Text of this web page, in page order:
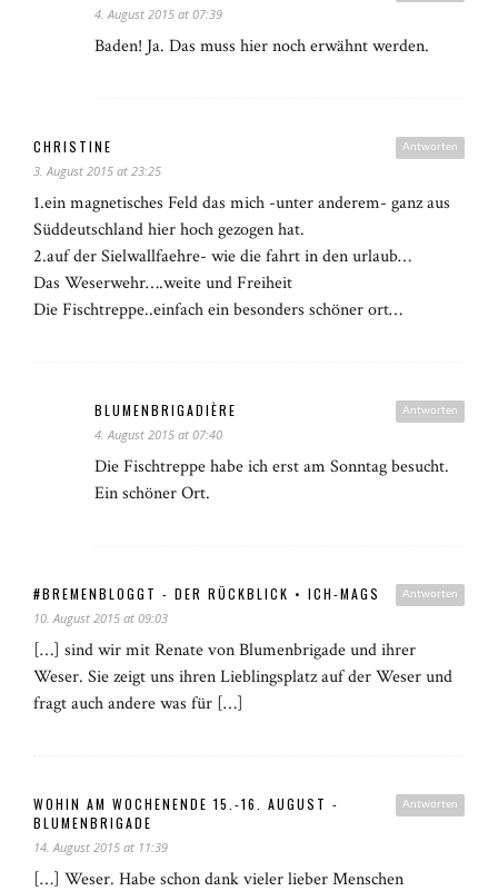
4. August 2015 at 07:39
Baden! Ja. Das muss hier noch erwähnt werden.
Antworten
CHRISTINE
3. August 2015 at 23:25
1.ein magnetisches Feld das mich -unter anderem- ganz aus
Süddeutschland hier hoch gezogen hat.
2.auf der Sielwallfaehre- wie die fahrt in den urlaub…
Das Weserwehr….weite und Freiheit
Die Fischtreppe..einfach ein besonders schöner ort…
Antworten
BLUMENBRIGADIÈRE
4. August 2015 at 07:40
Die Fischtreppe habe ich erst am Sonntag besucht.
Ein schöner Ort.
Antworten
#BREMENBLOGGT - DER RÜCKBLICK • ICH-MAGS
10. August 2015 at 09:03
[…] sind wir mit Renate von Blumenbrigade und ihrer
Weser. Sie zeigt uns ihren Lieblingsplatz auf der Weser und
fragt auch andere was für […]
Antworten
WOHIN AM WOCHENENDE 15.-16. AUGUST -
BLUMENBRIGADE
14. August 2015 at 11:39
[…] Weser. Habe schon dank vieler lieber Menschen